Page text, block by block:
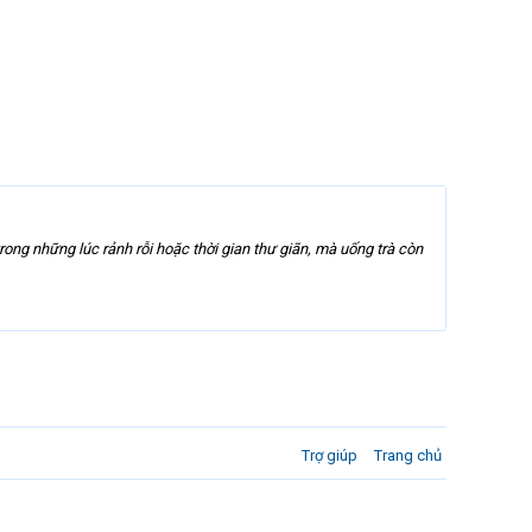
những lúc rảnh rỗi hoặc thời gian thư giãn, mà uống trà còn
Trợ giúp Trang chủ